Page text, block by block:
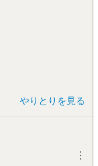
やりとりを見る
︙